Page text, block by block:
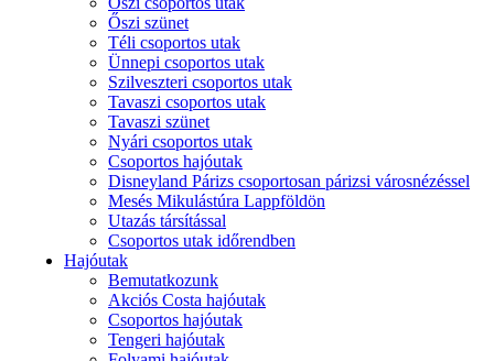
Őszi szünet
Téli csoportos utak
Ünnepi csoportos utak
Szilveszteri csoportos utak
Tavaszi csoportos utak
Tavaszi szünet
Nyári csoportos utak
Csoportos hajóutak
Disneyland Párizs csoportosan párizsi városnézéssel
Mesés Mikulástúra Lappföldön
Utazás társítással
Csoportos utak időrendben
Hajóutak
Bemutatkozunk
Akciós Costa hajóutak
Csoportos hajóutak
Tengeri hajóutak